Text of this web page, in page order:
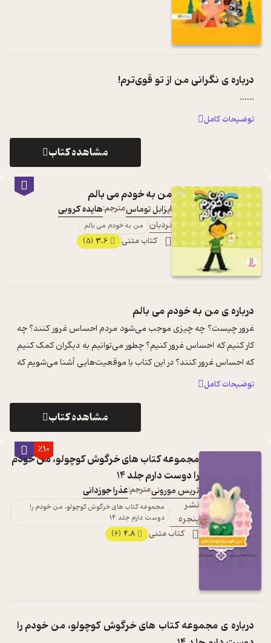
درباره ی نگرانی من از تو قوی‌ترم!
...
...
توضیحات کامل
مشاهده کتاب
من به خودم می بالم
ایزابل توماسمترجم:هایده کروبی
نردبان
من به خودم می بالم
کتاب متنی 3.6
(5)
درباره یمن به خودم می بالم
غرور چیست؟ چه چیزی موجب می‌شود مردم احساس غرور کنند؟ چه
کار کنیم که احساس غرور کنیم؟ چطور می‌توانیم به دیگران کمک کنیم
که احساس غرور کنند؟ در این کتاب با موقعیت‌هایی آشنا می‌شویم که
موجب احساس غرور می ...
توضیحات کامل
مشاهده کتاب
٪10
مجموعه کتاب های خرگوش کوچولو، من خودم
را دوست دارم جلد 14
تریس مورونیمترجم:عذرا جوزدانی
نشر
پنجره
مجموعه کتاب های خرگوش کوچولو، من خودم را
دوست دارم جلد 14
کتاب متنی 4.8
(6)
درباره ی مجموعه کتاب های خرگوش کوچولو، من خودم را